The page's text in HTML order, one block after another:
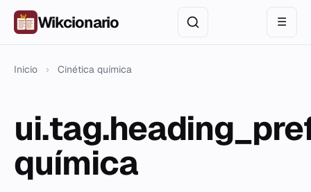
Wikcionario ☰
Inicio › Cinética química
química